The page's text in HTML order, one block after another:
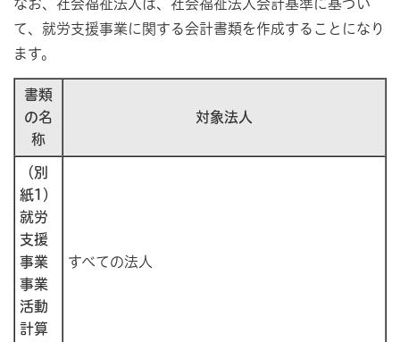
なお、社会福祉法人は、社会福祉法人会計基準に基づい
て、就労支援事業に関する会計書類を作成することになり
ます。
書類
の名
称
対象法人
（別
紙1）
就労
支援
事業
事業
活動
計算
すべての法人